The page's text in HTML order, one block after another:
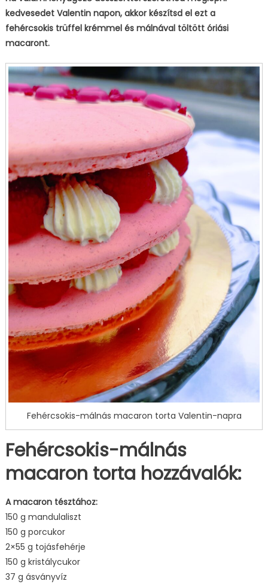
bejegyzéshez
kedvesedet Valentin napon, akkor készítsd el ezt a
fehércsokis trüffel krémmel és málnával töltött óriási
macaront.
Fehércsokis-málnás macaron torta Valentin-napra
Fehércsokis-málnás
macaron torta hozzávalók:
A macaron tésztához:
150 g mandulaliszt
150 g porcukor
2×55 g tojásfehérje
150 g kristálycukor
37 g ásványvíz